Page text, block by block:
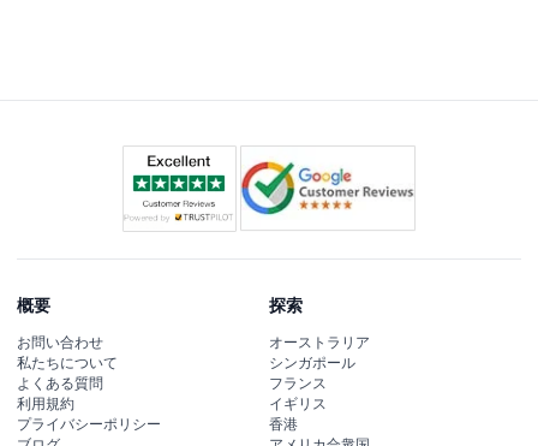
す。
概要
お問い合わせ
私たちについて
よくある質問
利用規約
プライバシーポリシー
探索
オーストラリア
シンガポール
フランス
イギリス
香港